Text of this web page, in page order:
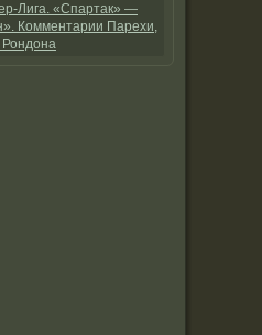
Лига. «Спартак» —
Комментарии Парехи,